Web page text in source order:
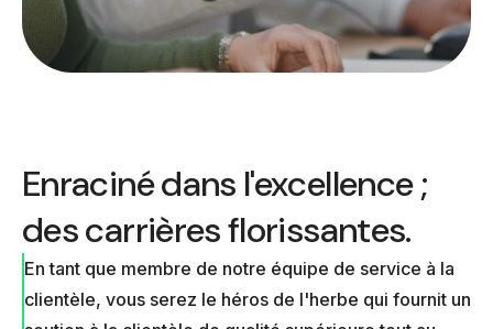
Enraciné dans l'excellence ;
des carrières florissantes.
En tant que membre de notre équipe de service à la
clientèle, vous serez le héros de l'herbe qui fournit un